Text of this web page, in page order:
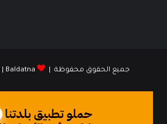
جميع الحقوق محفوظة | Baldatna